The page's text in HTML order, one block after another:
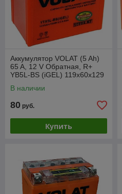
Аккумулятор VOLAT (5 Ah)
65 A, 12 V Обратная, R+
YB5L-BS (iGEL) 119x60x129
В наличии
80 руб.
Купить